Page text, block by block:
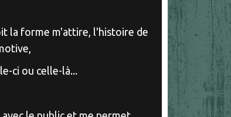
la forme m'attire, l'histoire de
ci ou celle-là...